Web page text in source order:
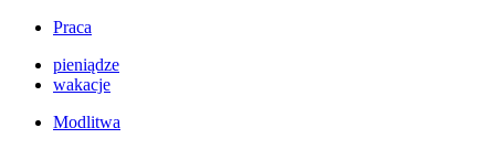
Praca
pieniądze
wakacje
Modlitwa